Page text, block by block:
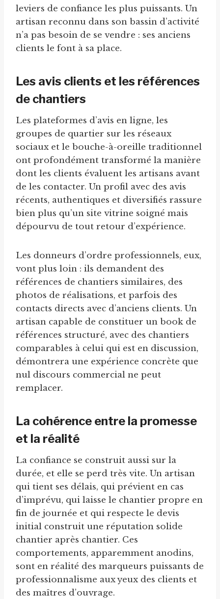
leviers de confiance les plus puissants. Un
artisan reconnu dans son bassin d’activité
n’a pas besoin de se vendre : ses anciens
clients le font à sa place.
Les avis clients et les références
de chantiers
Les plateformes d’avis en ligne, les
groupes de quartier sur les réseaux
sociaux et le bouche-à-oreille traditionnel
ont profondément transformé la manière
dont les clients évaluent les artisans avant
de les contacter. Un profil avec des avis
récents, authentiques et diversifiés rassure
bien plus qu’un site vitrine soigné mais
dépourvu de tout retour d’expérience.
Les donneurs d’ordre professionnels, eux,
vont plus loin : ils demandent des
références de chantiers similaires, des
photos de réalisations, et parfois des
contacts directs avec d’anciens clients. Un
artisan capable de constituer un book de
références structuré, avec des chantiers
comparables à celui qui est en discussion,
démontrera une expérience concrète que
nul discours commercial ne peut
remplacer.
La cohérence entre la promesse
et la réalité
La confiance se construit aussi sur la
durée, et elle se perd très vite. Un artisan
qui tient ses délais, qui prévient en cas
d’imprévu, qui laisse le chantier propre en
fin de journée et qui respecte le devis
initial construit une réputation solide
chantier après chantier. Ces
comportements, apparemment anodins,
sont en réalité des marqueurs puissants de
professionnalisme aux yeux des clients et
des maîtres d’ouvrage.